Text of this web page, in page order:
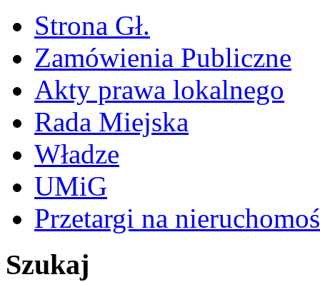
Strona Gł.
Zamówienia Publiczne
Akty prawa lokalnego
Rada Miejska
Władze
UMiG
Przetargi na
Szukaj